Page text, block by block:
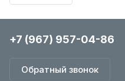
+7 (967) 957-04-86
Обратный звонок